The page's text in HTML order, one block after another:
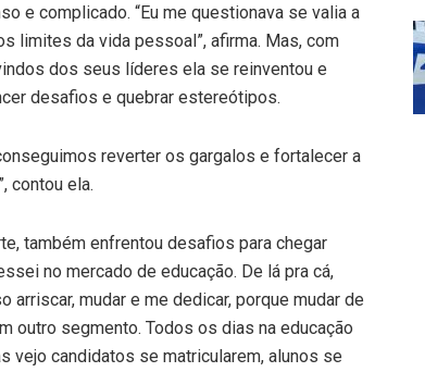
e complicado. “Eu me questionava se valia a
limites da vida pessoal”, afirma. Mas, com
dos seus líderes ela se reinventou e
desafios e quebrar estereótipos.
reverter os gargalos e fortalecer a
contou ela.
também enfrentou desafios para chegar
no mercado de educação. De lá pra cá,
mudar e me dedicar, porque mudar de
outro segmento. Todos os dias na educação
vejo candidatos se matricularem, alunos se